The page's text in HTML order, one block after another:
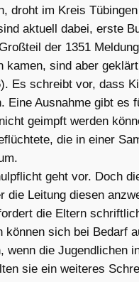
droht im Kreis
aktuell dabei, erste
der 1351
kamen, sind aber
Es schreibt vor, dass
Eine Ausnahme gibt es
geimpft werden
die in einer
geht vor. Doch
die Leitung diesen
die Eltern
sich bei Bedarf
die Jugendlichen
sie ein weiteres